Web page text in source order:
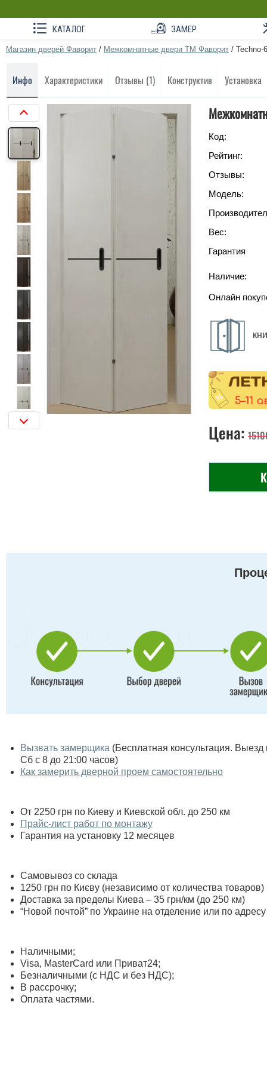
КАТАЛОГ ЗАМЕР
Магазин дверей Фаворит / Межкомнатные двери ТМ Фаворит / Techno-
Инфо Характеристики Отзывы (1) Конструктив Установка
Код:
Рейтинг:
Отзывы:
Модель:
Вес:
Гарантия
Наличие:
Онлайн
Цена:
Вызвать замерщика (Бесплатная консультация.
Сб с 8 до 21:00 часов)
Как замерить дверной проем самостоятельно
От 2250 грн по Киеву и Киевской обл. до 250 км
Прайс-лист работ по монтажу
Гарантия на установку 12 месяцев
Самовывоз со склада
1250 грн по Києву (независимо от количества товаров)
Доставка за пределы Киева – 35 грн/км (до 250 км)
“Новой почтой” по Украине на отделение или по адресу
Наличными;
Visa, MasterСard или Приват24;
Безналичными (с НДС и без НДС);
В рассрочку;
Оплата частями.